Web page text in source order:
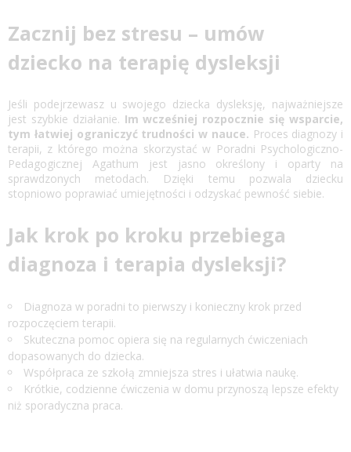
Zacznij bez stresu – umów
dziecko na terapię dysleksji
Jeśli podejrzewasz u swojego dziecka dysleksję, najważniejsze
jest szybkie działanie. Im wcześniej rozpocznie się wsparcie,
tym łatwiej ograniczyć trudności w nauce. Proces diagnozy i
terapii, z którego można skorzystać w Poradni Psychologiczno-
Pedagogicznej Agathum jest jasno określony i oparty na
sprawdzonych metodach. Dzięki temu pozwala dziecku
stopniowo poprawiać umiejętności i odzyskać pewność siebie.
Jak krok po kroku przebiega
diagnoza i terapia dysleksji?
Diagnoza w poradni to pierwszy i konieczny krok przed
rozpoczęciem terapii.
Skuteczna pomoc opiera się na regularnych ćwiczeniach
dopasowanych do dziecka.
Współpraca ze szkołą zmniejsza stres i ułatwia naukę.
Krótkie, codzienne ćwiczenia w domu przynoszą lepsze efekty
niż sporadyczna praca.